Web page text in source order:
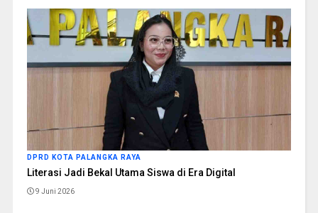
DPRD KOTA PALANGKA RAYA
Literasi Jadi Bekal Utama Siswa di Era Digital
9 Juni 2026